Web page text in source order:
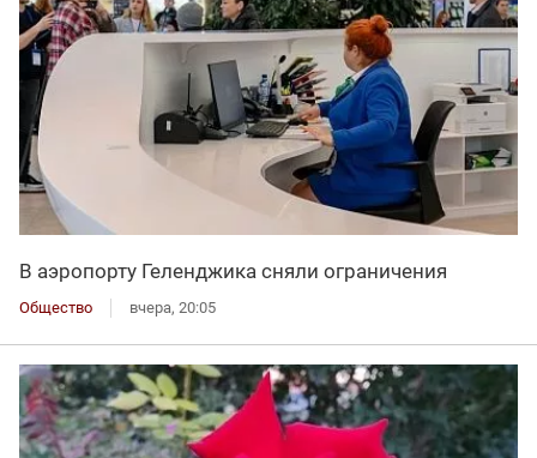
В аэропорту Геленджика сняли ограничения
Общество вчера, 20:05